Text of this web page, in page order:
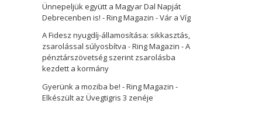
Ünnepeljük együtt a Magyar Dal Napját
Debrecenben is! - Ring Magazin -Vár a Víg
A Fidesz nyugdíj-államosítása: sikkasztás,
zsarolással súlyosbítva - Ring Magazin -A
pénztárszövetség szerint zsarolásba
kezdett a kormány
Gyerünk a moziba be! - Ring Magazin -
Elkészült az Üvegtigris 3 zenéje